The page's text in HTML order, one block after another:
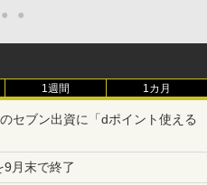
● ●
1週間 1カ月
セブン出資に「dポイント使える
9月末で終了